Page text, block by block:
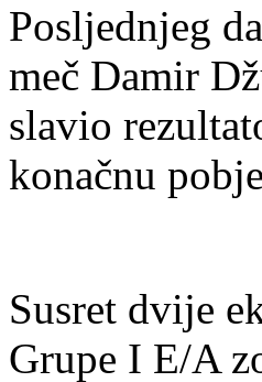
Posljednjeg
meč Damir
slavio
konačnu
Susret dvije
Grupe I E/A